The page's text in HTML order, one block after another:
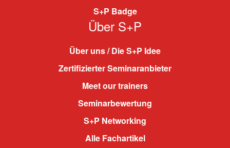
S+P Badge
Über S+P
Über uns / Die S+P Idee
Zertifizierter Seminaranbieter
Meet our trainers
Seminarbewertung
S+P Networking
Alle Fachartikel